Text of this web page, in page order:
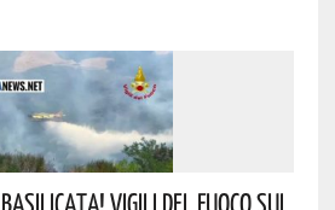
Vigili Del Fuoco Sul